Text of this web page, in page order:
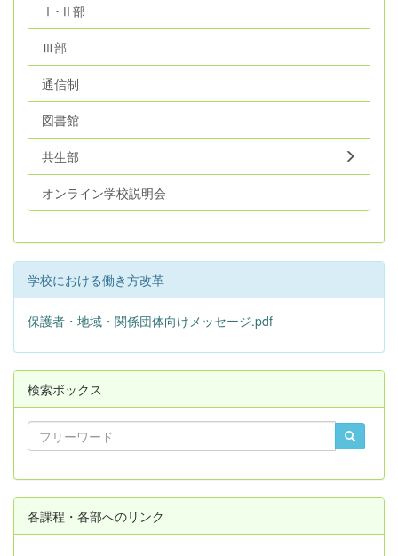
Ⅰ･Ⅱ部
Ⅲ部
通信制
図書館
共生部
オンライン学校説明会
学校における働き方改革
保護者・地域・関係団体向けメッセージ.pdf
検索ボックス
各課程・各部へのリンク